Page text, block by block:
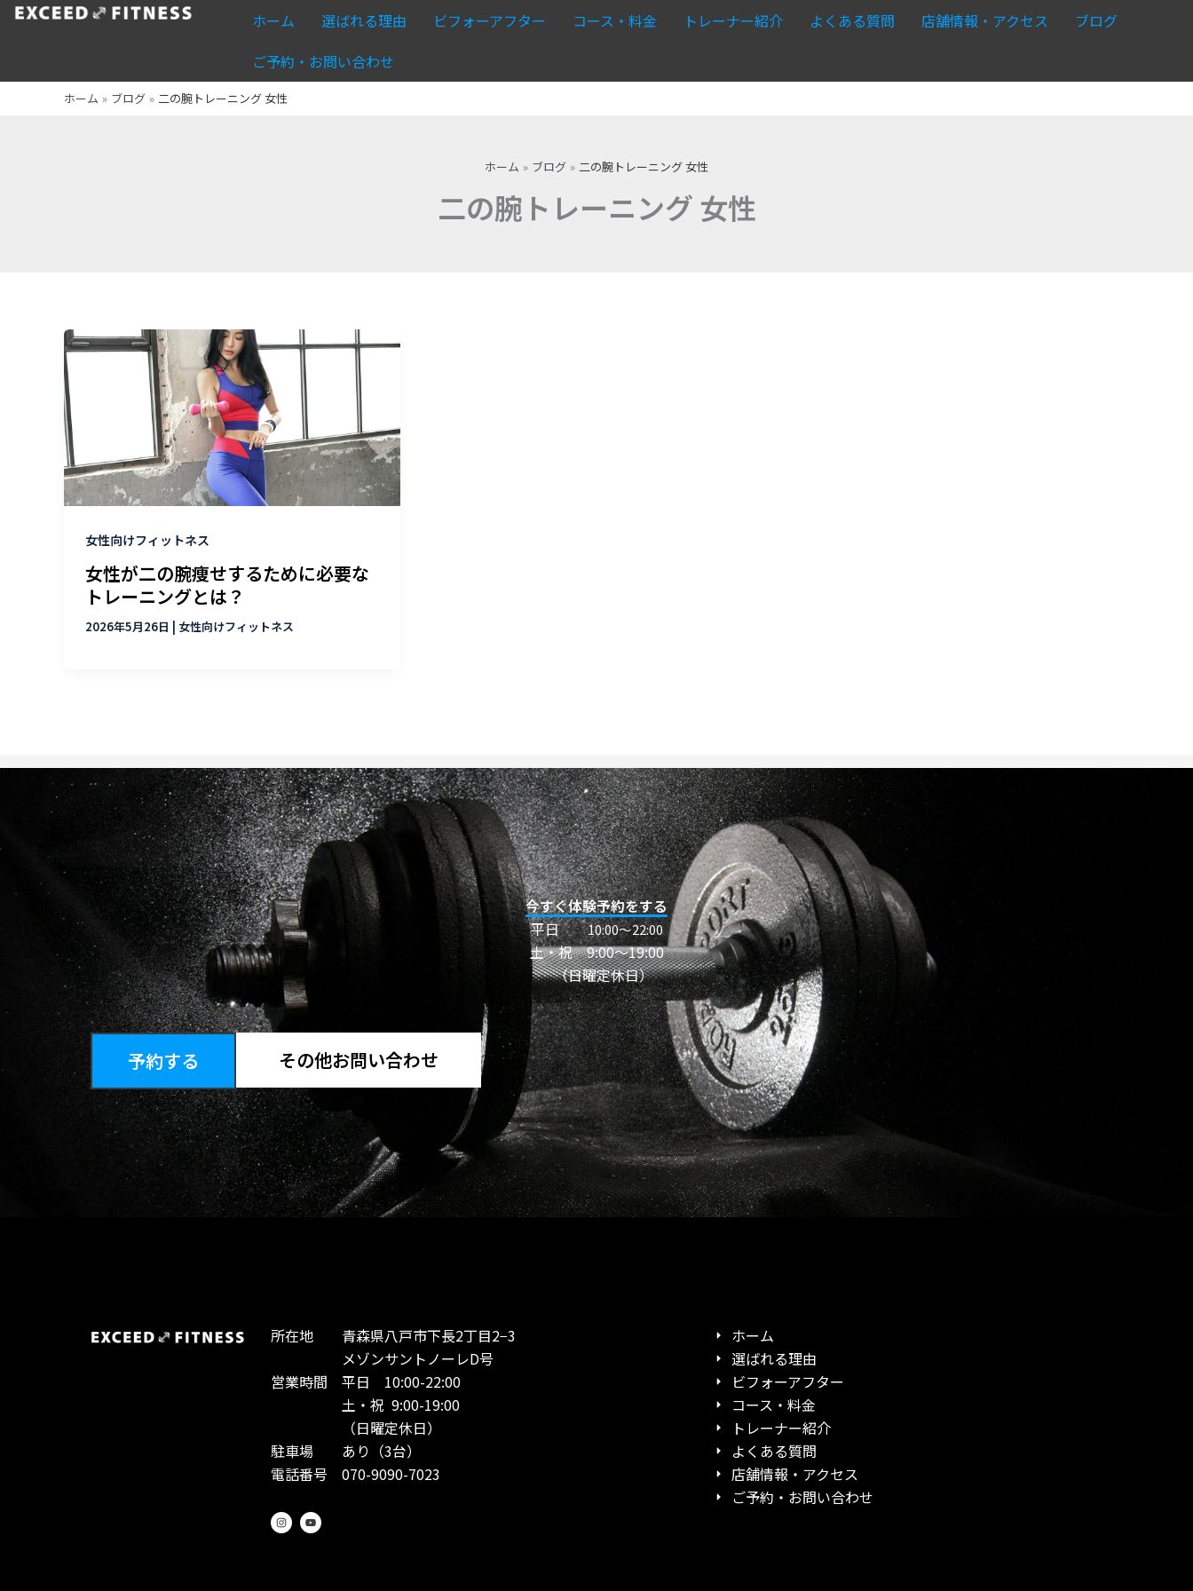
ス
ホーム 選ばれる理由 ビフォーアフター コース・料金 トレーナー紹介 よくある質問 店舗情報・アクセス
ブログ
ご予約・お問い合わせ
ホーム ブログ 二の腕トレーニング 女性
ホーム ブログ 二の腕トレーニング 女性
二の腕トレーニング 女性
女性向けフィットネス
女性が二の腕痩せするために必要な
トレーニングとは？
2026年5月26日 | 女性向けフィットネス
今すぐ体験予約をする
平日10:00〜22:00
土・祝 9:00～19:00
（日曜定休日）
予約する その他お問い合わせ
所在地 青森県八戸市下長2丁目2−3
メゾンサントノーレD号
営業時間 平日 10:00-22:00
土・祝 9:00-19:00
（日曜定休日）
駐車場 あり（3台）
電話番号 070-9090-7023
I
n
s
Y
o
u
ホーム
選ばれる理由
ビフォーアフター
コース・料金
トレーナー紹介
よくある質問
店舗情報・アクセス
ご予約・お問い合わせ